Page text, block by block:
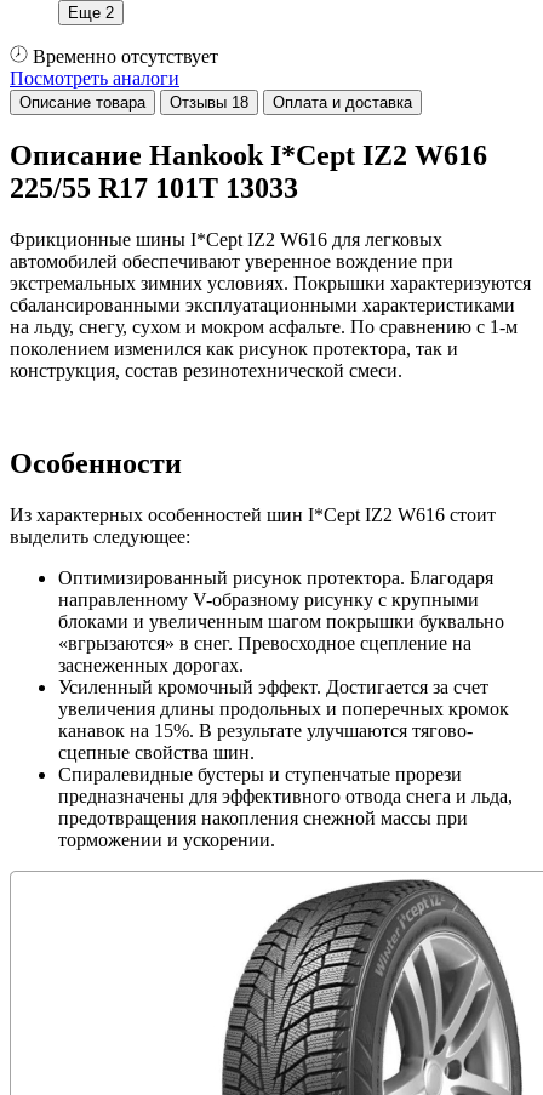
Еще 2
Временно отсутствует
Посмотреть аналоги
Описание товара Отзывы 18 Оплата и доставка
Описание Hankook I*Cept IZ2 W616
225/55 R17 101T 13033
Фрикционные шины I*Cept IZ2 W616 для легковых
автомобилей обеспечивают уверенное вождение при
экстремальных зимних условиях. Покрышки характеризуются
сбалансированными эксплуатационными характеристиками
на льду, снегу, сухом и мокром асфальте. По сравнению с 1-м
поколением изменился как рисунок протектора, так и
конструкция, состав резинотехнической смеси.
Особенности
Из характерных особенностей шин I*Cept IZ2 W616 стоит
выделить следующее:
Оптимизированный рисунок протектора. Благодаря
направленному V-образному рисунку с крупными
блоками и увеличенным шагом покрышки буквально
«вгрызаются» в снег. Превосходное сцепление на
заснеженных дорогах.
Усиленный кромочный эффект. Достигается за счет
увеличения длины продольных и поперечных кромок
канавок на 15%. В результате улучшаются тягово-
сцепные свойства шин.
Спиралевидные бустеры и ступенчатые прорези
предназначены для эффективного отвода снега и льда,
предотвращения накопления снежной массы при
торможении и ускорении.